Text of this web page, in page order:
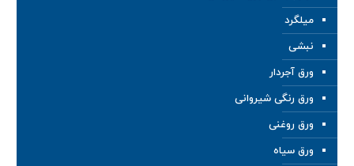
میلگرد
نبشی
ورق آجردار
ورق رنگی شیروانی
ورق روغنی
ورق سیاه